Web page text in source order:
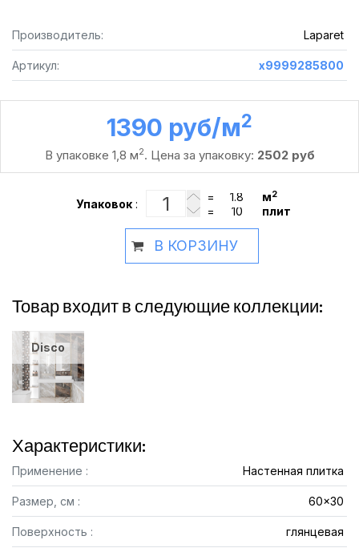
Производитель: Laparet
Артикул: х9999285800
1390 руб /м2
В упаковке 1,8 м2. Цена за упаковку: 2502 руб
Упаковок :
= м2
= плит
В КОРЗИНУ
Товар входит в следующие коллекции:
Disco
Характеристики:
Применение : Настенная плитка
Размер, см : 60x30
Поверхность : глянцевая